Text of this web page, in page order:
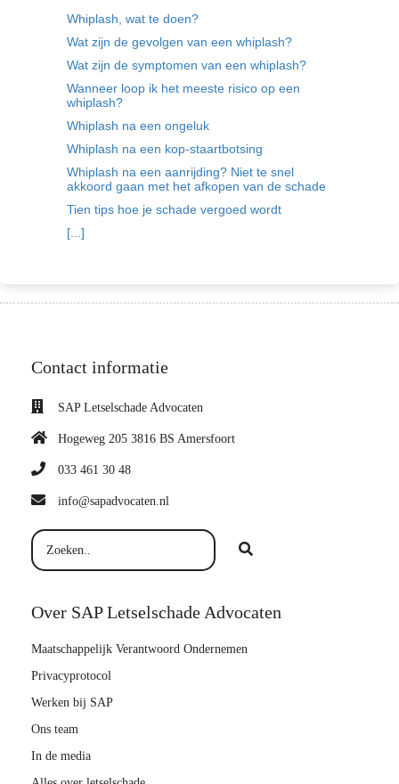
Whiplash, wat te doen?
Wat zijn de gevolgen van een whiplash?
Wat zijn de symptomen van een whiplash?
Wanneer loop ik het meeste risico op een
whiplash?
Whiplash na een ongeluk
Whiplash na een kop-staartbotsing
Whiplash na een aanrijding? Niet te snel
akkoord gaan met het afkopen van de schade
Tien tips hoe je schade vergoed wordt
[...]
Contact informatie
SAP Letselschade Advocaten
Hogeweg 205 3816 BS Amersfoort
033 461 30 48
info@sapadvocaten.nl
Over SAP Letselschade Advocaten
Maatschappelijk Verantwoord Ondernemen
Privacyprotocol
Werken bij SAP
Ons team
In de media